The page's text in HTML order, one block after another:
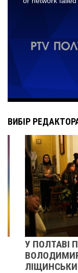
ВИБІР
У ПОЛТАВІ
ЛІЩИНСЬКИМ